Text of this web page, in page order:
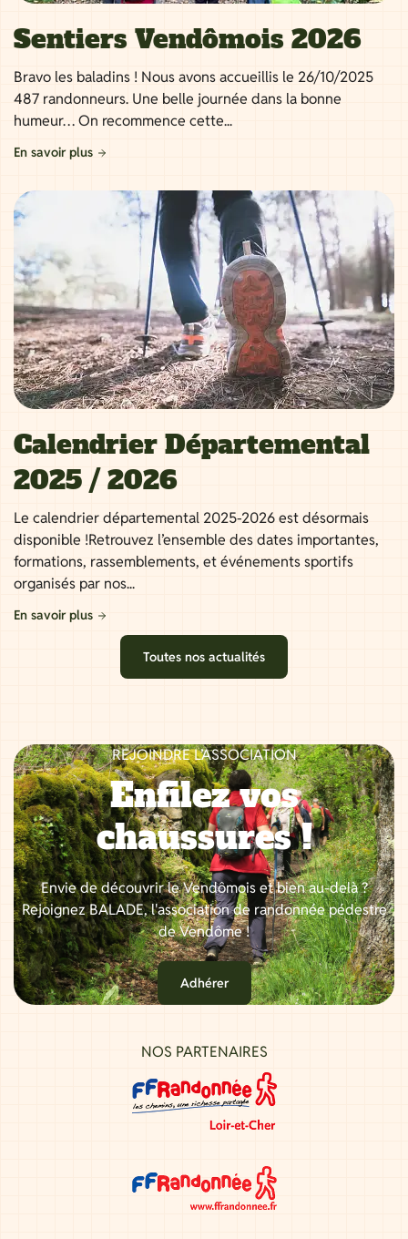
Sentiers Vendômois 2026
Bravo les baladins ! Nous avons accueillis le 26/10/2025
487 randonneurs. Une belle journée dans la bonne
humeur… On recommence cette...
En savoir plus
Calendrier Départemental
2025 / 2026
Le calendrier départemental 2025-2026 est désormais
disponible !Retrouvez l’ensemble des dates importantes,
formations, rassemblements, et événements sportifs
organisés par nos...
En savoir plus
Toutes nos actualités
REJOINDRE L’ASSOCIATION
Enfilez vos
chaussures !
Envie de découvrir le Vendômois et bien au-delà ?
Rejoignez BALADE, l'association de randonnée pédestre
de Vendôme !
Adhérer
NOS PARTENAIRES